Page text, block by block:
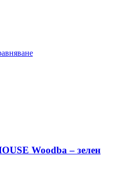
Woodba – зелен